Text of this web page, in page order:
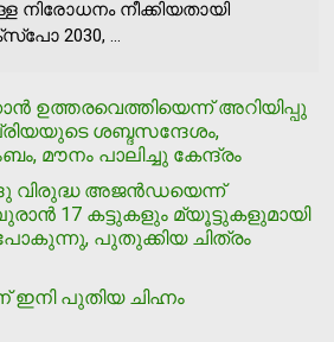
നിരോധനം നീക്കിയതായി
2030, ...
ഉത്തരവെത്തിയെന്ന് അറിയിപ്പു
ശബ്ദസന്ദേശം,
മൗനം പാലിച്ചു കേന്ദ്രം
വിരുദ്ധ അജന്‍ഡയെന്ന്
17 കട്ടുകളും മ്യൂട്ടുകളുമായി
പുതുക്കിയ ചിത്രം
പുതിയ ചിഹ്നം